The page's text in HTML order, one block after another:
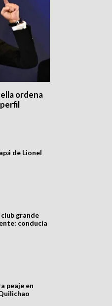
ordena
de Lionel
grande
conducía
peaje en